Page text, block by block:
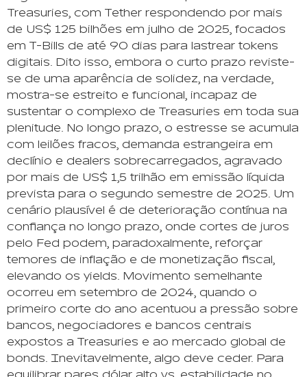
Treasuries, com Tether respondendo por mais
de US$ 125 bilhões em julho de 2025, focados
em T-Bills de até 90 dias para lastrear tokens
digitais. Dito isso, embora o curto prazo reviste-
se de uma aparência de solidez, na verdade,
mostra-se estreito e funcional, incapaz de
sustentar o complexo de Treasuries em toda sua
plenitude. No longo prazo, o estresse se acumula
com leilões fracos, demanda estrangeira em
declínio e dealers sobrecarregados, agravado
por mais de US$ 1,5 trilhão em emissão líquida
prevista para o segundo semestre de 2025. Um
cenário plausível é de deterioração contínua na
confiança no longo prazo, onde cortes de juros
pelo Fed podem, paradoxalmente, reforçar
temores de inflação e de monetização fiscal,
elevando os yields. Movimento semelhante
ocorreu em setembro de 2024, quando o
primeiro corte do ano acentuou a pressão sobre
bancos, negociadores e bancos centrais
expostos a Treasuries e ao mercado global de
bonds. Inevitavelmente, algo deve ceder. Para